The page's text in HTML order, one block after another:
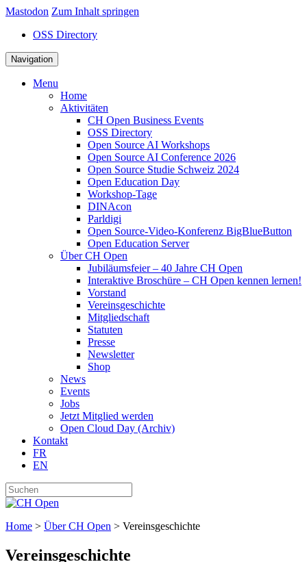
Mastodon Zum Inhalt springen
OSS Directory
Navigation
Menu
Home
Aktivitäten
CH Open Business Events
OSS Directory
Open Source AI Workshops
Open Source AI Conference 2026
Open Source Studie Schweiz 2024
Open Education Day
Workshop-Tage
DINAcon
Parldigi
Open Source-Video-Konferenz BigBlueButton
Open Education Server
Über CH Open
Jubiläumsfeier – 40 Jahre CH Open
Interaktive Broschüre – CH Open kennen lernen!
Vorstand
Vereinsgeschichte
Mitgliedschaft
Statuten
Presse
Newsletter
Shop
News
Events
Jobs
Jetzt Mitglied werden
Open Cloud Day (Archiv)
Kontakt
FR
EN
Home > Über CH Open > Vereinsgeschichte
Vereinsgeschichte